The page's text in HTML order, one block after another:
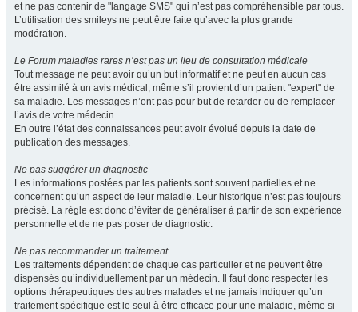
et ne pas contenir de "langage SMS" qui n’est pas compréhensible par tous.
L’utilisation des smileys ne peut être faite qu’avec la plus grande
modération.
Le Forum maladies rares n’est pas un lieu de consultation médicale
Tout message ne peut avoir qu’un but informatif et ne peut en aucun cas
être assimilé à un avis médical, même s’il provient d’un patient "expert" de
sa maladie. Les messages n’ont pas pour but de retarder ou de remplacer
l’avis de votre médecin.
En outre l’état des connaissances peut avoir évolué depuis la date de
publication des messages.
Ne pas suggérer un diagnostic
Les informations postées par les patients sont souvent partielles et ne
concernent qu’un aspect de leur maladie. Leur historique n’est pas toujours
précisé. La règle est donc d’éviter de généraliser à partir de son expérience
personnelle et de ne pas poser de diagnostic.
Ne pas recommander un traitement
Les traitements dépendent de chaque cas particulier et ne peuvent être
dispensés qu’individuellement par un médecin. Il faut donc respecter les
options thérapeutiques des autres malades et ne jamais indiquer qu’un
traitement spécifique est le seul à être efficace pour une maladie, même si